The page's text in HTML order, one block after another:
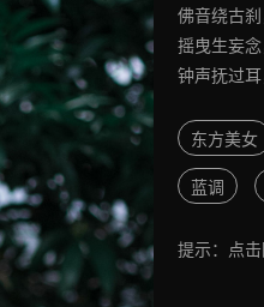
佛音绕古刹
摇曳生妄念
钟声抚过耳
东方美女
蓝调
提示：点